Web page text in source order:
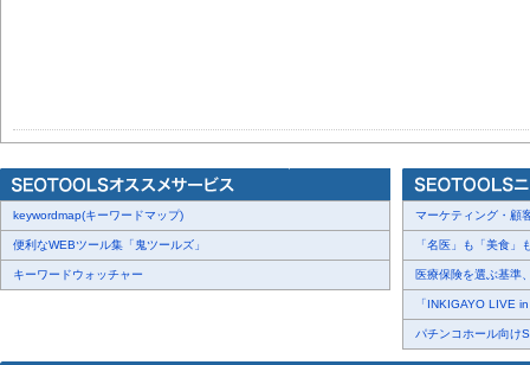
keywordmap(キーワードマップ)
便利なWEBツール集「鬼ツールズ」
キーワードウォッチャー
マーケティング・顧
「名医」も「美食」
医療保険を選ぶ基準
「INKIGAYO LIVE
パチンコホール向け